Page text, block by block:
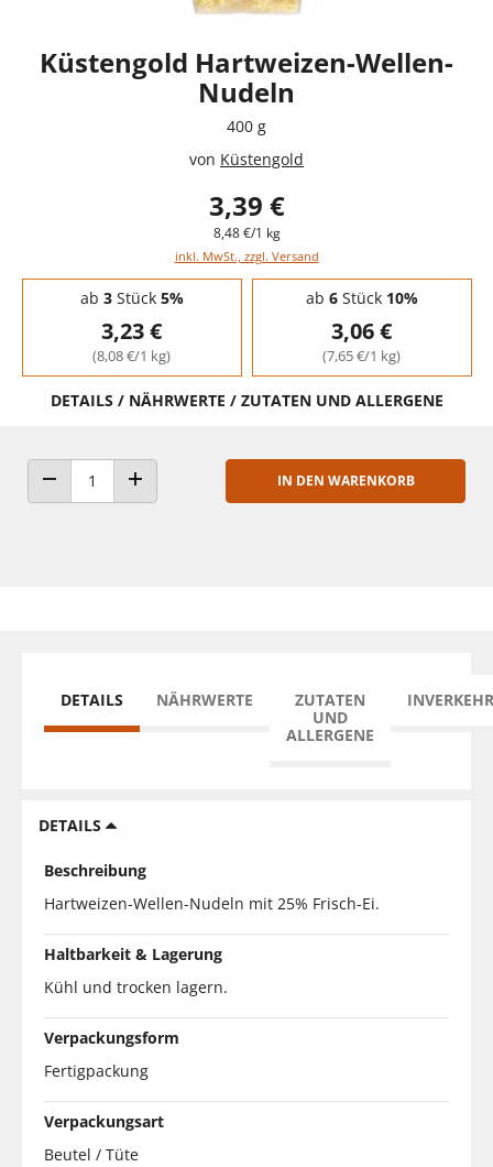
Küstengold Hartweizen-Wellen-
Nudeln
400 g
von Küstengold
3,39 €
8,48 €/1 kg
inkl. MwSt., zzgl. Versand
Staffelpreise - Mengenrabatt
ab 3Stück 5%
3,23 €
(8,08 €/1 kg)
ab 6Stück 10%
3,06 €
(7,65 €/1 kg)
DETAILS / NÄHRWERTE / ZUTATEN UND ALLERGENE
ANZAHL VERRINGERNANZAHL ERHÖHEN
IN DEN WARENKORB
DETAILS NÄHRWERTE
ZUTATEN
UND
ALLERGENE
DETAILS
Beschreibung
Hartweizen-Wellen-Nudeln mit 25% Frisch-Ei.
Haltbarkeit & Lagerung
Kühl und trocken lagern.
Verpackungsform
Fertigpackung
Verpackungsart
Beutel / Tüte